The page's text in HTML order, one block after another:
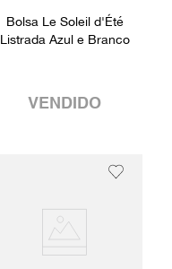
Bolsa Le Soleil d'Été
Listrada Azul e Branco
VENDIDO